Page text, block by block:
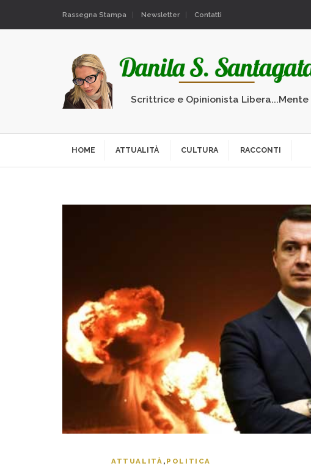
Rassegna Stampa Newsletter Contatti
Scrittrice e Opinionista Libera...Mente
HOME ATTUALITÀ CULTURA RACCONTI
ATTUALITÀ , POLITICA